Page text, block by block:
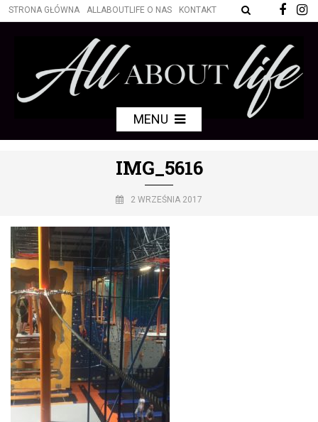
STRONA GŁÓWNA ALLABOUTLIFE O NAS KONTAKT
MENU
IMG_5616
2 WRZEŚNIA 2017